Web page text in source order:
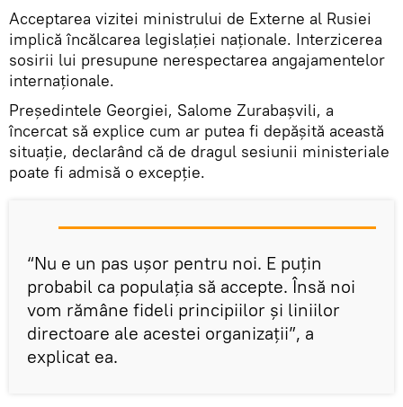
Acceptarea vizitei ministrului de Externe al Rusiei
implică încălcarea legislației naționale. Interzicerea
sosirii lui presupune nerespectarea angajamentelor
internaționale.
Președintele Georgiei, Salome Zurabașvili, a
încercat să explice cum ar putea fi depășită această
situație, declarând că de dragul sesiunii ministeriale
poate fi admisă o excepție.
“Nu e un pas ușor pentru noi. E puțin
probabil ca populația să accepte. Însă noi
vom rămâne fideli principiilor și liniilor
directoare ale acestei organizații”, a
explicat ea.